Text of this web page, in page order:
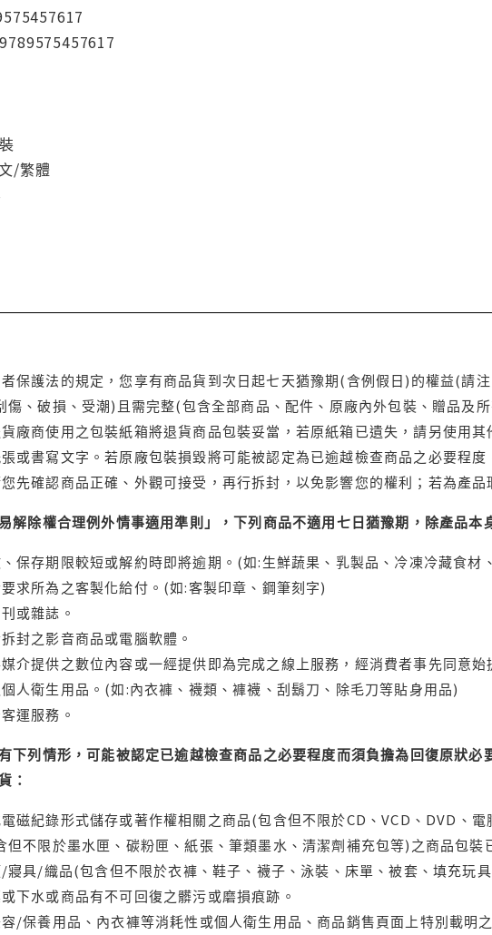
/繁體
保護法的規定，您享有商品貨到次日起七天猶豫期(含例假日)的權益(請
傷、破損、受潮)且需完整(包含全部商品、配件、原廠內外包裝、贈品及
廠商使用之包裝紙箱將退貨商品包裝妥當，若原紙箱已遺失，請另使用
張或書寫文字。若原廠包裝損毀將可能被認定為已逾越檢查商品之必要程
先確認商品正確、外觀可接受，再行拆封，以免影響您的權利；若為產
解除權合理例外情事適用準則」，下列商品不適用七日猶豫期，除產品本
保存期限較短或解約時即將逾期。(如:生鮮蔬果、乳製品、冷凍冷藏食材
求所為之客製化給付。(如:客製印章、鋼筆刻字)
或雜誌。
封之影音商品或電腦軟體。
介提供之數位內容或一經提供即為完成之線上服務，經消費者事先同意
人衛生用品。(如:內衣褲、襪類、褲襪、刮鬍刀、除毛刀等貼身用品)
運服務。
下列情形，可能被認定已逾越檢查商品之必要程度而須負擔為回復原狀
：
磁紀錄形式儲存或著作權相關之商品(包含但不限於CD、VCD、DVD、
但不限於墨水匣、碳粉匣、紙張、筆類墨水、清潔劑補充包等)之商品包
寢具/織品(包含但不限於衣褲、鞋子、襪子、泳裝、床單、被套、填充玩
下水或商品有不可回復之髒污或磨損痕跡。
/保養用品、內衣褲等消耗性或個人衛生用品、商品銷售頁面上特別載明